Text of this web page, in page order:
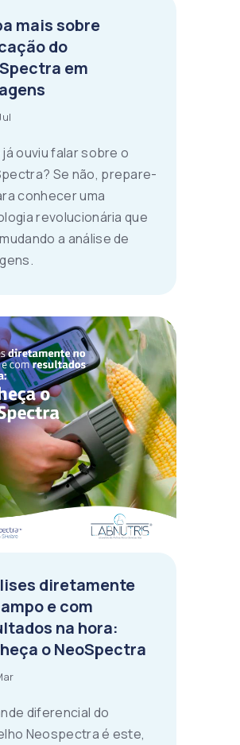
mais sobre
do
em
ouviu falar sobre o
Se não, prepare-
conhecer uma
revolucionária que
a análise de
diretamente
e com
na hora:
o NeoSpectra
diferencial do
Neospectra é este,